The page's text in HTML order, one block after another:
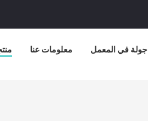
معلومات عنا جولة في المعمل